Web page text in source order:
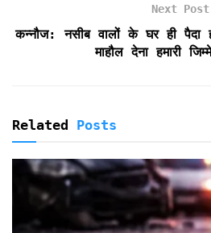
d
l
y
Next Post
कन्नौज: नसीब वालों के घर ही पैदा
माहौल देना हमारी
Related Posts